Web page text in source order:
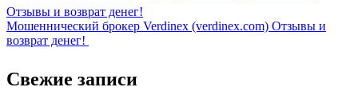
Отзывы и возврат денег!
Мошеннический брокер Verdinex (verdinex.com) Отзывы и
возврат денег!
Свежие записи